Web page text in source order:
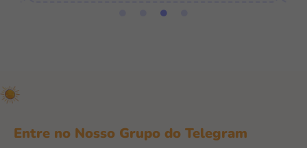
Entre no Nosso Grupo do Telegram